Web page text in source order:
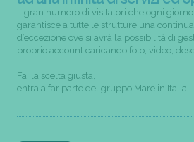
Il gran numero di visitatori che ogni
garantisce a tutte le strutture una
d’eccezione ove si avrà la possibilità di
proprio account caricando foto, video,
Fai la scelta giusta,
entra a far parte del gruppo Mare in Italia